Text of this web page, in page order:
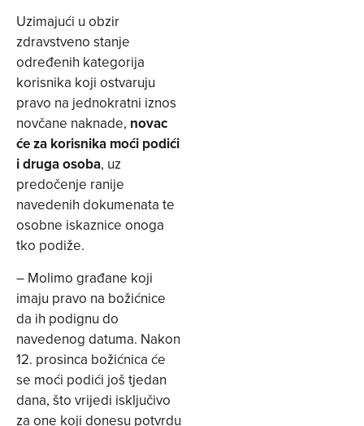
Uzimajući u obzir
zdravstveno stanje
određenih kategorija
korisnika koji ostvaruju
pravo na jednokratni iznos
novčane naknade, novac
će za korisnika moći podići
i druga osoba, uz
predočenje ranije
navedenih dokumenata te
osobne iskaznice onoga
tko podiže.
– Molimo građane koji
imaju pravo na božićnice
da ih podignu do
navedenog datuma. Nakon
12. prosinca božićnica će
se moći podići još tjedan
dana, što vrijedi isključivo
za one koji donesu potvrdu